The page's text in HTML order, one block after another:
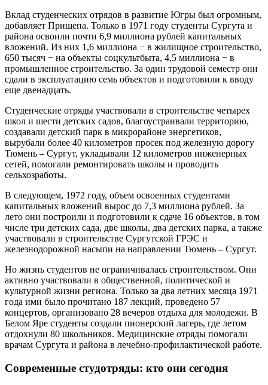
Вклад студенческих отрядов в развитие Югры был огромным,
добавляет Прищепа. Только в 1971 году студенты Сургута и
района освоили почти 6,9 миллиона рублей капитальных
вложений. Из них 1,6 миллиона − в жилищное строительство,
650 тысяч − на объекты соцкультбыта, 4,5 миллиона − в
промышленное строительство. За один трудовой семестр они
сдали в эксплуатацию семь объектов и подготовили к вводу
еще двенадцать.
Студенческие отряды участвовали в строительстве четырех
школ и шести детских садов, благоустраивали территорию,
создавали детский парк в микрорайоне энергетиков,
вырубали более 40 километров просек под железную дорогу
Тюмень – Сургут, укладывали 12 километров инженерных
сетей, помогали ремонтировать школы и проводить
сельхозработы.
В следующем, 1972 году, объем освоенных студентами
капитальных вложений вырос до 7,3 миллиона рублей. За
лето они построили и подготовили к сдаче 16 объектов, в том
числе три детских сада, две школы, два детских парка, а также
участвовали в строительстве Сургутской ГРЭС и
железнодорожной насыпи на направлении Тюмень – Сургут.
Но жизнь студентов не ограничивалась строительством. Они
активно участвовали в общественной, политической и
культурной жизни региона. Только за два летних месяца 1971
года ими было прочитано 187 лекций, проведено 57
концертов, организовано 28 вечеров отдыха для молодежи. В
Белом Яре студенты создали пионерский лагерь, где летом
отдохнули 80 школьников. Медицинские отряды помогали
врачам Сургута и района в лечебно-профилактической работе.
Современные студотряды: кто они сегодня